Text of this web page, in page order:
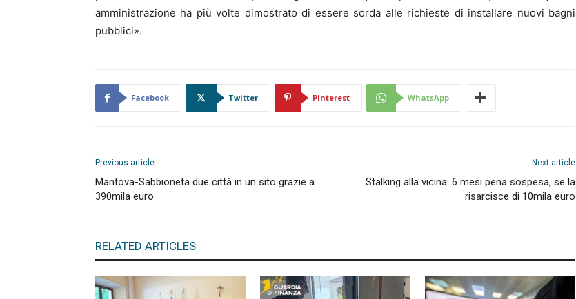
amministrazione ha più volte dimostrato di essere sorda alle richieste di installare nuovi bagni
pubblici».
Facebook Twitter Pinterest WhatsApp
Previous article
Mantova-Sabbioneta due città in un sito grazie a
390mila euro
Next article
Stalking alla vicina: 6 mesi pena sospesa, se la
risarcisce di 10mila euro
RELATED ARTICLES